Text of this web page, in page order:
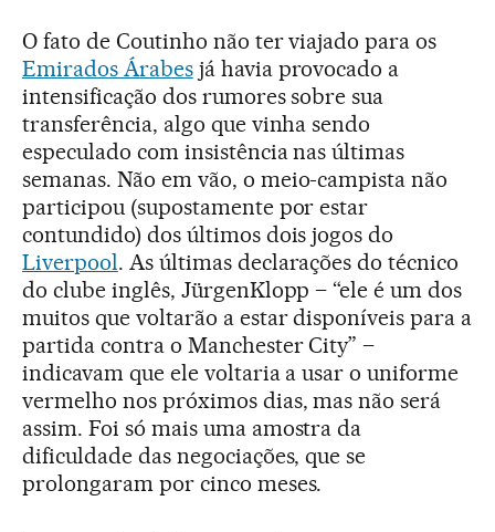
O fato de Coutinho não ter viajado para os
Emirados Árabesjá havia provocado a
intensificação dos rumores sobre sua
transferência, algo que vinha sendo
especulado com insistência nas últimas
semanas. Não em vão, o meio-campista não
participou (supostamente por estar
contundido) dos últimos dois jogos do
Liverpool. As últimas declarações do técnico
do clube inglês, JürgenKlopp – “ele é um dos
muitos que voltarão a estar disponíveis para a
partida contra o Manchester City” –
indicavam que ele voltaria a usar o uniforme
vermelho nos próximos dias, mas não será
assim. Foi só mais uma amostra da
dificuldade das negociações, que se
prolongaram por cinco meses.